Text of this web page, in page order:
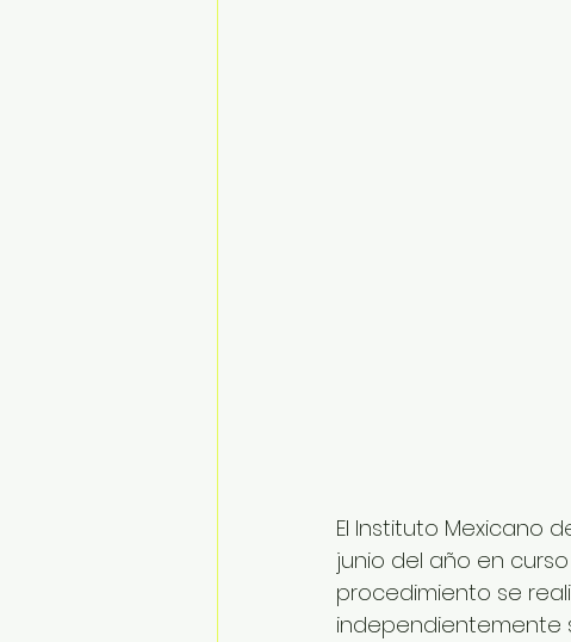
El Instituto Mexicano
junio del año en
procedimiento se
independientemente